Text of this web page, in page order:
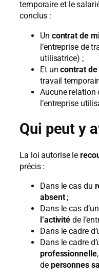
temporaire et le
conclus :
Un contrat de
l’entreprise de
utilisatrice) ;
Et uncontrat
travail
Aucune relation
l’entreprise
Qui peut y
La loi autorise le
précis :
Dans le cas du
absent;
Dans le cas
l’activité de
Dans le cadre
Dans le cadre
professionnelle
de personnes